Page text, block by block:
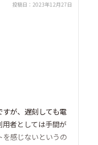
投稿日： 2023年12月27日
が、遅刻しても電
者としては手間が
感じないというの